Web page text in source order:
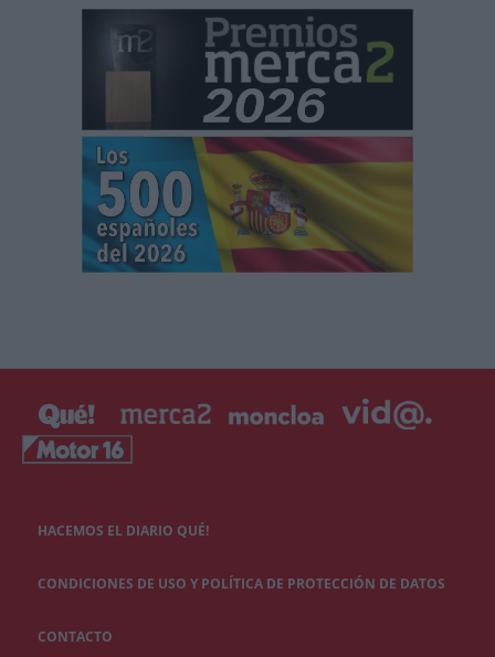
HACEMOS EL DIARIO QUÉ!
CONDICIONES DE USO Y POLÍTICA DE PROTECCIÓN DE DATOS
CONTACTO